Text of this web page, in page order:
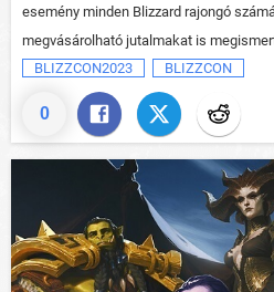
0
esemény minden Blizzard rajongó
megvásárolható jutalmakat is
BLIZZCON2023
BLIZZCON